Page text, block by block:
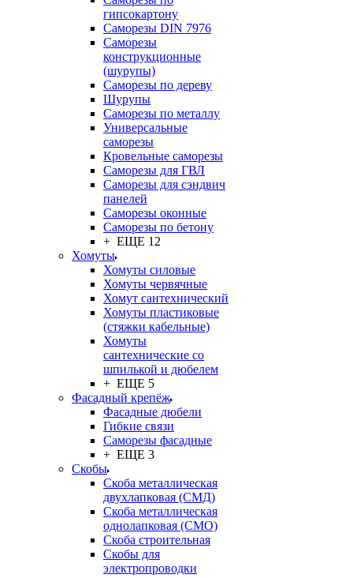
гипсокартону
Саморезы DIN 7976
Саморезы
конструкционные
(шурупы)
Саморезы по дереву
Шурупы
Саморезы по металлу
Универсальные
саморезы
Кровельные саморезы
Саморезы для ГВЛ
Саморезы для сэндвич
панелей
Саморезы оконные
Саморезы по бетону
+ ЕЩЕ 12
Хомуты
Хомуты силовые
Хомуты червячные
Хомут сантехнический
Хомуты пластиковые
(стяжки кабельные)
Хомуты
сантехнические со
шпилькой и дюбелем
+ ЕЩЕ 5
Фасадный крепёж
Фасадные дюбели
Гибкие связи
Саморезы фасадные
+ ЕЩЕ 3
Скобы
Скоба металлическая
двухлапковая (СМД)
Скоба металлическая
однолапковая (СМО)
Скоба строительная
Скобы для
электропроводки